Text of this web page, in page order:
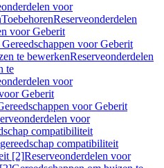
voor
ToebehorenReserveonderdelen
voor Geberit
voor Geberit
te bewerkenReserveonderdelen
te
voor
Geberit
voor Geberit
voor
compatibiliteit
compatibiliteit
[2]Reserveonderdelen voor